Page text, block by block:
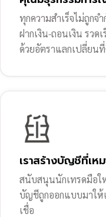
ทุกความสำเร็จไม่ถูกจำ
ฝากเงิน-ถอนเงิน รวด
ด้วยอัตราแลกเปลี่ยน
เราสร้างบัญชีที่เห
สนับสนุนนักเทรดมือใ
บัญชีถูกออกแบบมาให้
เชื่อ